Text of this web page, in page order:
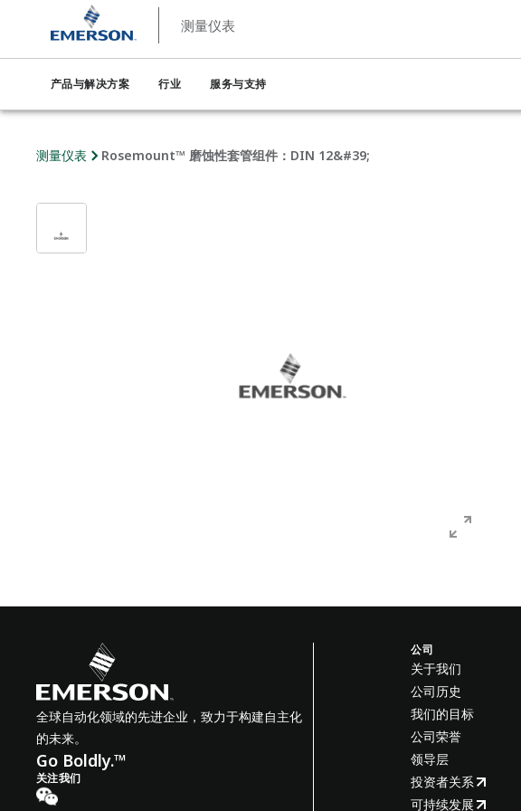
测量仪表
产品与解决方案 行业 服务与支持
测量仪表 Rosemount™ 磨蚀性套管组件：DIN 12&#39;
全球自动化领域的先进企业，致力于构建自主化
的未来。
Go Boldly.™
关注我们
公司
关于我们
公司历史
我们的目标
公司荣誉
领导层
投资者关系
可持续发展